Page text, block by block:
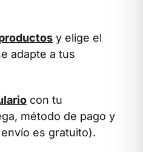
y elige el
adapte a tus
con tu
método de pago y
es gratuito).